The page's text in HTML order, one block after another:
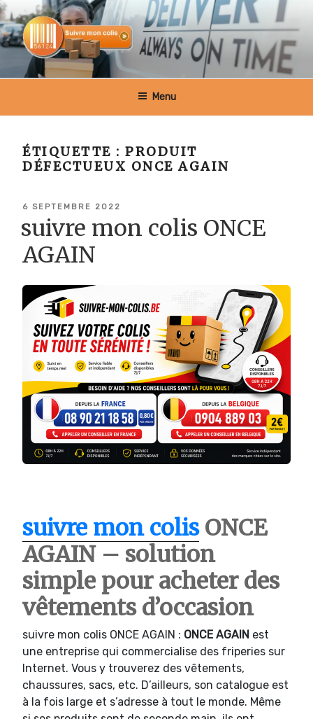
Aller
au
contenu
principal
SUIVRE MON COLIS BELGIQUE
Menu
ÉTIQUETTE :PRODUIT
DÉFECTUEUX ONCE AGAIN
PUBLIÉ
6 SEPTEMBRE 2022
suivre mon colis ONCE
AGAIN
suivre mon colisONCE
AGAIN – solution
simple pour acheter des
vêtements d’occasion
suivre mon colis ONCE AGAIN : ONCE AGAIN est
une entreprise qui commercialise des friperies sur
Internet. Vous y trouverez des vêtements,
chaussures, sacs, etc. D’ailleurs, son catalogue est
à la fois large et s’adresse à tout le monde. Même